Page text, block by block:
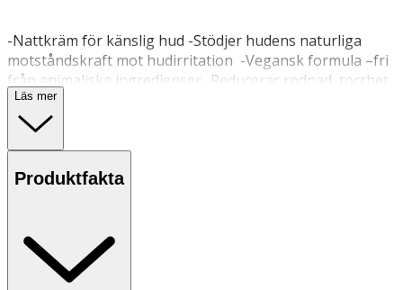
-Nattkräm för känslig hud -Stödjer hudens naturliga
motståndskraft mot hudirritation -Vegansk formula –fri
från animaliska ingredienser -Reducerar rodnad, torrhet
& stramhet -Fri från parfym -Balanserar hudens egen
fuktnivå Nya NIVEA Soothing Night Cream är en
druvkärnolja, lakritsextrakt och provitamin B5 återfuktar
huden i upp till 24 timmar och balanserar därmed hudens
samt återfuktar huden intensivt under natten. Krämen
reducerar de 3 huvudsakliga tecknen på känslig hud:
rodnad, stramhet och torrhet. Denna nattkräm är fri från
Läs mer
Produktfakta